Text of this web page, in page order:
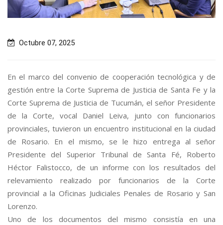
Octubre 07, 2025
En el marco del convenio de cooperación tecnológica y de
gestión entre la Corte Suprema de Justicia de Santa Fe y la
Corte Suprema de Justicia de Tucumán, el señor Presidente
de la Corte, vocal Daniel Leiva, junto con funcionarios
provinciales, tuvieron un encuentro institucional en la ciudad
de Rosario. En el mismo, se le hizo entrega al señor
Presidente del Superior Tribunal de Santa Fé, Roberto
Héctor Falistocco, de un informe con los resultados del
relevamiento realizado por funcionarios de la Corte
provincial a la Oficinas Judiciales Penales de Rosario y San
Lorenzo.
Uno de los documentos del mismo consistía en una